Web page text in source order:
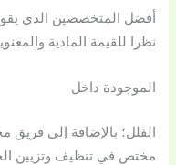
أفضل المتخصصين الذي
نظرا للقيمة المادية
الموجودة داخل
الفلل؛ بالإضافة إلى
مختص في تنظيف وتزيين